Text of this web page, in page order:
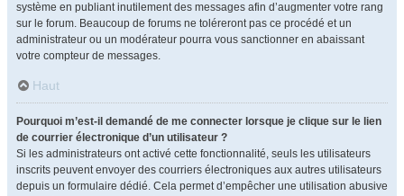
système en publiant inutilement des messages afin d’augmenter votre rang
sur le forum. Beaucoup de forums ne toléreront pas ce procédé et un
administrateur ou un modérateur pourra vous sanctionner en abaissant
votre compteur de messages.
Haut
Pourquoi m’est-il demandé de me connecter lorsque je clique sur le lien
de courrier électronique d’un utilisateur ?
Si les administrateurs ont activé cette fonctionnalité, seuls les utilisateurs
inscrits peuvent envoyer des courriers électroniques aux autres utilisateurs
depuis un formulaire dédié. Cela permet d’empêcher une utilisation abusive